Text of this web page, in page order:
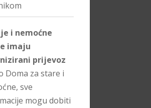
i nemoćne
imaju
prijevoz
Doma za stare i
sve
mogu dobiti